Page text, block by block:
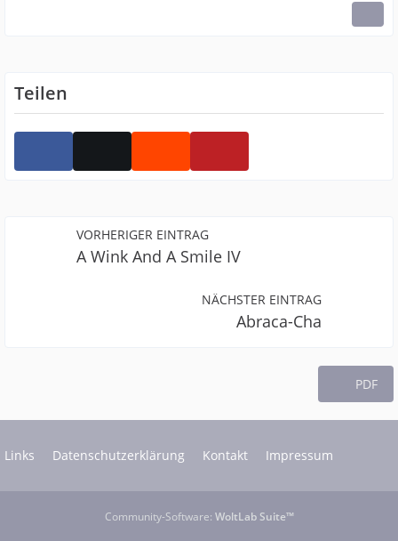
Teilen
VORHERIGER EINTRAG
A Wink And A Smile IV
NÄCHSTER EINTRAG
Abraca-Cha
PDF
Links Datenschutzerklärung Kontakt Impressum
Community-Software: WoltLab Suite™